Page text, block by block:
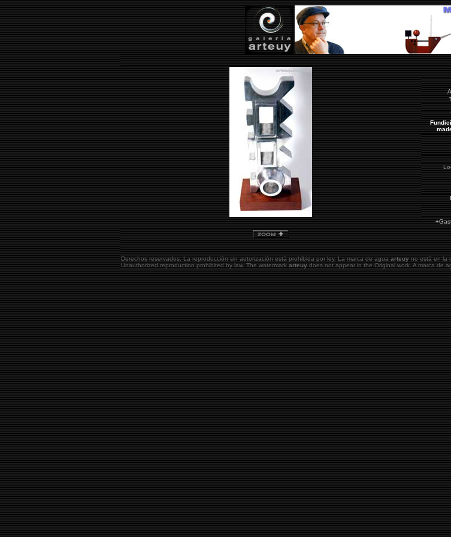
Derechos reservados. La reproducción sin autorización está prohibida por ley. La marca de aguaarteuyno está en la
Unauthorized reproduction prohibited by law. The watermarkarteuydoes not appear in the Original work. A marca de